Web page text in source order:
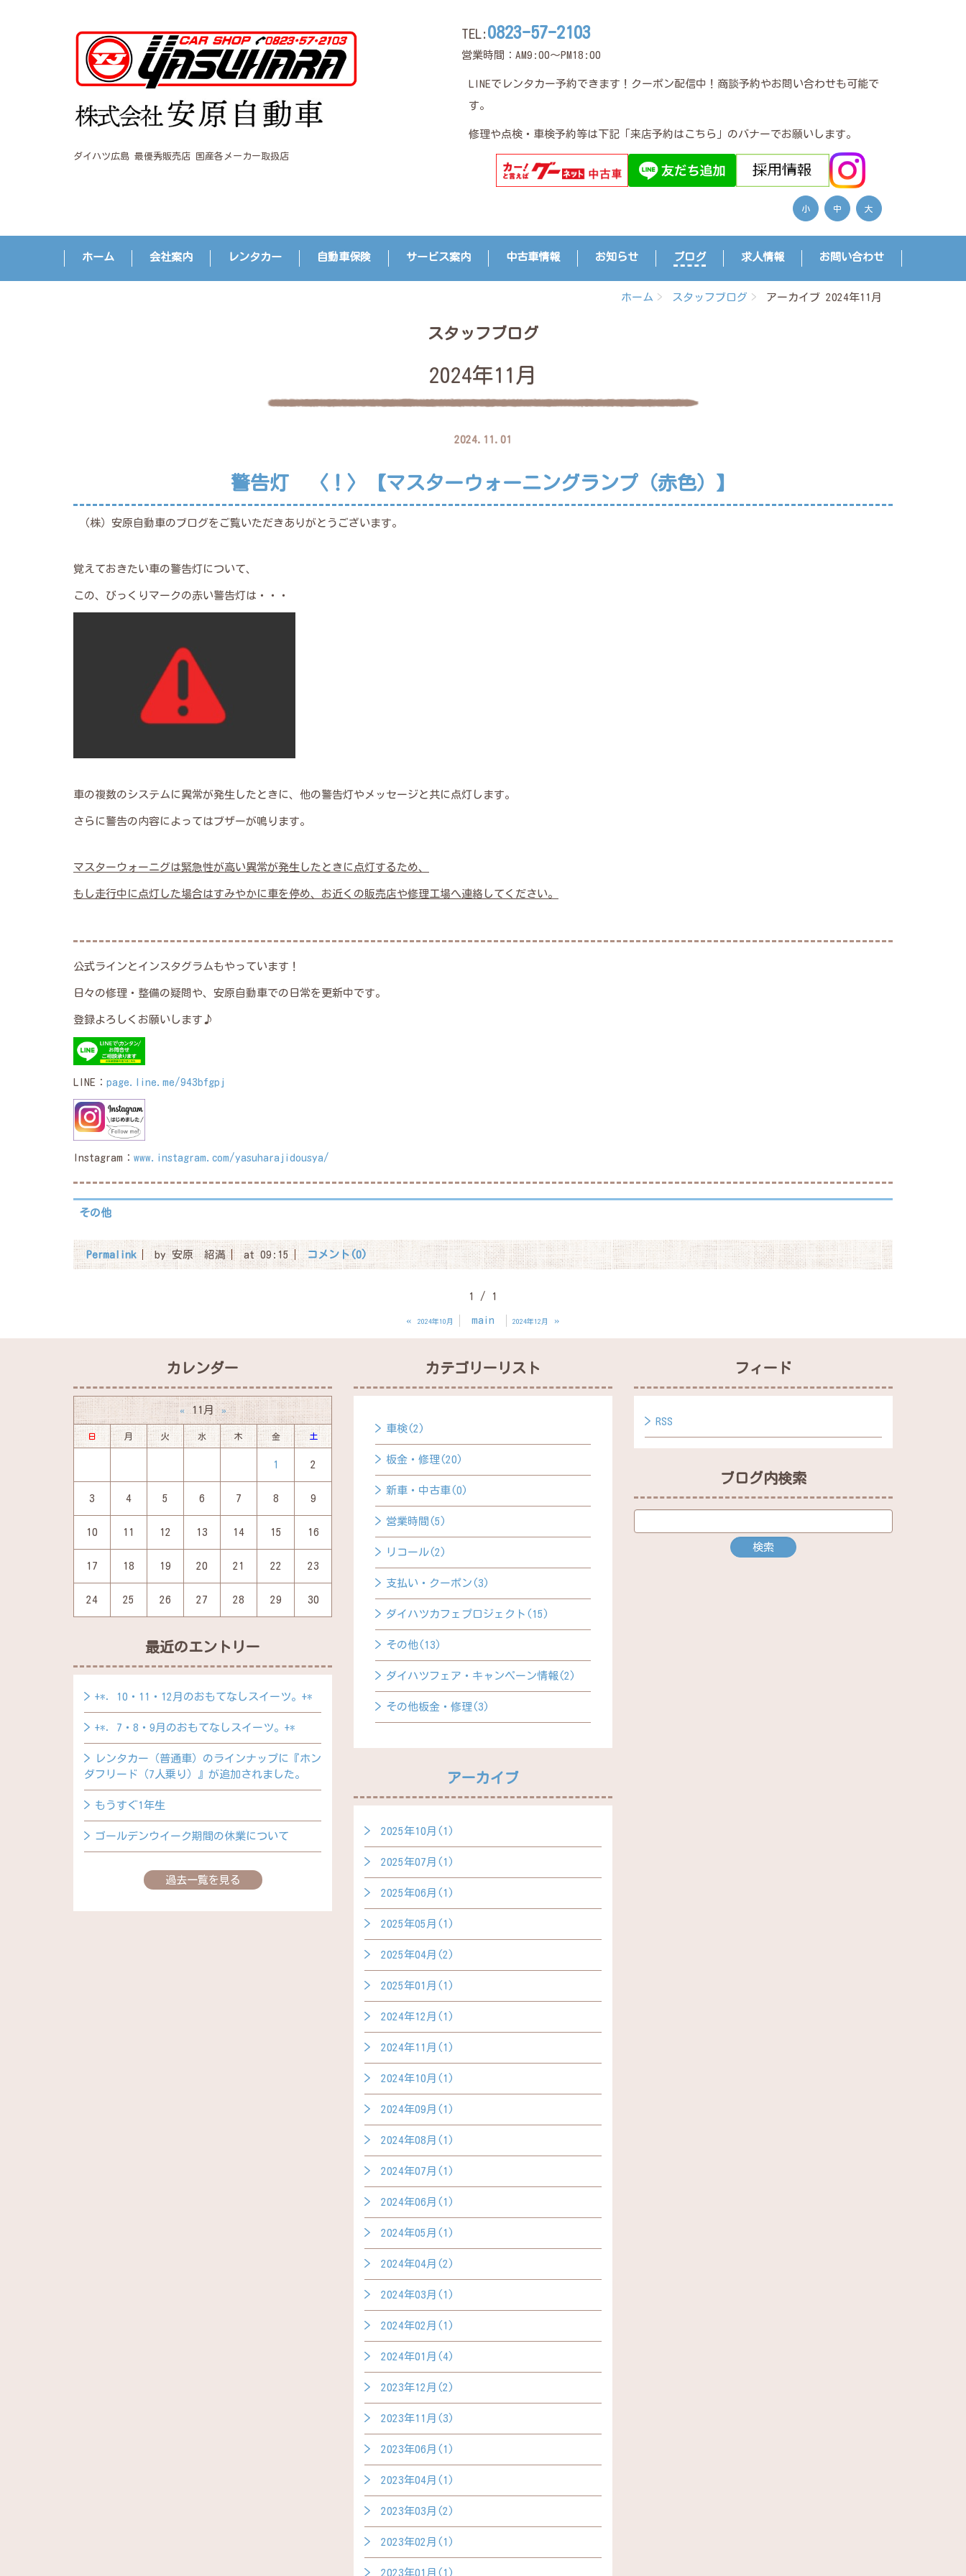
ダイハツ広島 最優秀販売店 国産各メーカー取扱店
TEL: 0823-57-2103
営業時間：AM9:00～PM18:00
LINEでレンタカー予約できます！クーポン配信中！商談予約やお問い合わせも可能で
す。
修理や点検・車検予約等は下記「来店予約はこちら」のバナーでお願いします。
小 中 大
ホーム 会社案内 レンタカー 自動車保険 サービス案内 中古車情報 お知らせ ブログ 求人情報 お問い合わせ
ホーム スタッフブログ アーカイブ 2024年11月
スタッフブログ
2024年11月
2024.11.01
警告灯 〈！〉【マスターウォーニングランプ（赤色）】
（株）安原自動車のブログをご覧いただきありがとうございます。
覚えておきたい車の警告灯について、
この、びっくりマークの赤い警告灯は・・・
車の複数のシステムに異常が発生したときに、他の警告灯やメッセージと共に点灯します。
さらに警告の内容によってはブザーが鳴ります。
マスターウォーニグは緊急性が高い異常が発生したときに点灯するため、
もし走行中に点灯した場合はすみやかに車を停め、お近くの販売店や修理工場へ連絡してください。
公式ラインとインスタグラムもやっています！
日々の修理・整備の疑問や、安原自動車での日常を更新中です。
登録よろしくお願いします♪
LINE： page.line.me/943bfgpj
Instagram： www.instagram.com/yasuharajidousya/
その他
Permalink by 安原 紹満 at 09:15 コメント(0)
1 / 1
« 2024年10月 main 2024年12月 »
カレンダー
« 11月 »
日 月 火 水 木 金 土
1 2
3 4 5 6 7 8 9
10 11 12 13 14 15 16
17 18 19 20 21 22 23
24 25 26 27 28 29 30
最近のエントリー
+*．10・11・12月のおもてなしスイーツ。+*
+*．7・8・9月のおもてなしスイーツ。+*
レンタカー（普通車）のラインナップに『ホン
ダフリード（7人乗り）』が追加されました。
もうすぐ1年生
ゴールデンウイーク期間の休業について
過去一覧を見る
カテゴリーリスト
車検(2)
板金・修理(20)
新車・中古車(0)
営業時間(5)
リコール(2)
支払い・クーポン(3)
ダイハツカフェプロジェクト(15)
その他(13)
ダイハツフェア・キャンペーン情報(2)
その他板金・修理(3)
アーカイブ
2025年10月(1)
2025年07月(1)
2025年06月(1)
2025年05月(1)
2025年04月(2)
2025年01月(1)
2024年12月(1)
2024年11月(1)
2024年10月(1)
2024年09月(1)
2024年08月(1)
2024年07月(1)
2024年06月(1)
2024年05月(1)
2024年04月(2)
2024年03月(1)
2024年02月(1)
2024年01月(4)
2023年12月(2)
2023年11月(3)
2023年06月(1)
2023年04月(1)
2023年03月(2)
2023年02月(1)
2023年01月(1)
フィード
RSS
ブログ内検索